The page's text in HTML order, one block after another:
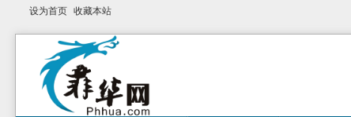
设为首页 收藏本站